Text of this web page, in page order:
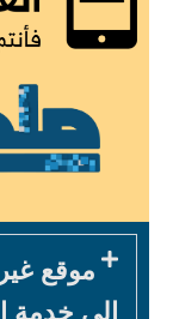
موقع
الى خدمة